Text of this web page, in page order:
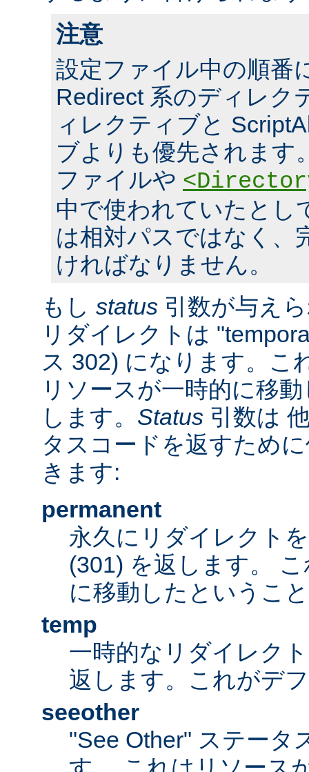
注意
設定ファイル中の順番
Redirect 系のディレク
ィレクティブと
ブよりも優先されます
ファイルや
中で使われていたとし
は相対パスではなく、
ければなりません。
もし status 引数が与え
リダイレクトは
ス 302) になります。こ
リソースが一時的に移
します。 Status 引数は
タスコードを返すため
きます:
permanent
永久にリダイレクト
(301) を返します。
に移動したというこ
temp
一時的なリダイレク
返します。これがデ
seeother
"See Other" ステータ